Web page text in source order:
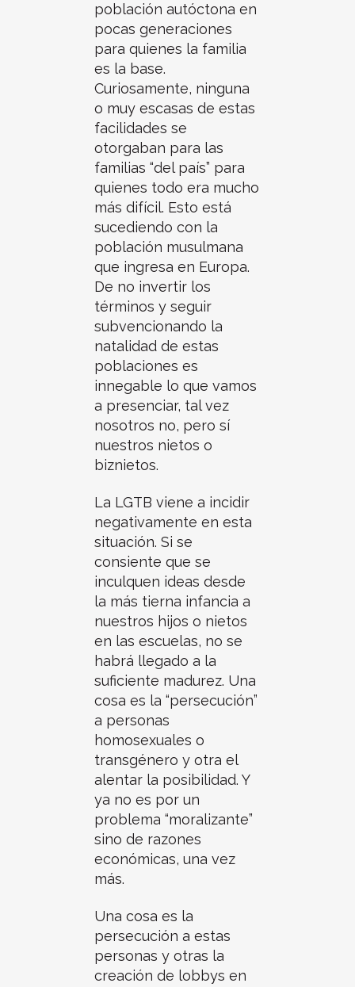
población autóctona en
pocas generaciones
para quienes la familia
es la base.
Curiosamente, ninguna
o muy escasas de estas
facilidades se
otorgaban para las
familias “del país” para
quienes todo era mucho
más difícil. Esto está
sucediendo con la
población musulmana
que ingresa en Europa.
De no invertir los
términos y seguir
subvencionando la
natalidad de estas
poblaciones es
innegable lo que vamos
a presenciar, tal vez
nosotros no, pero sí
nuestros nietos o
biznietos.
La LGTB viene a incidir
negativamente en esta
situación. Si se
consiente que se
inculquen ideas desde
la más tierna infancia a
nuestros hijos o nietos
en las escuelas, no se
habrá llegado a la
suficiente madurez. Una
cosa es la “persecución”
a personas
homosexuales o
transgénero y otra el
alentar la posibilidad. Y
ya no es por un
problema “moralizante”
sino de razones
económicas, una vez
más.
Una cosa es la
persecución a estas
personas y otras la
creación de lobbys en